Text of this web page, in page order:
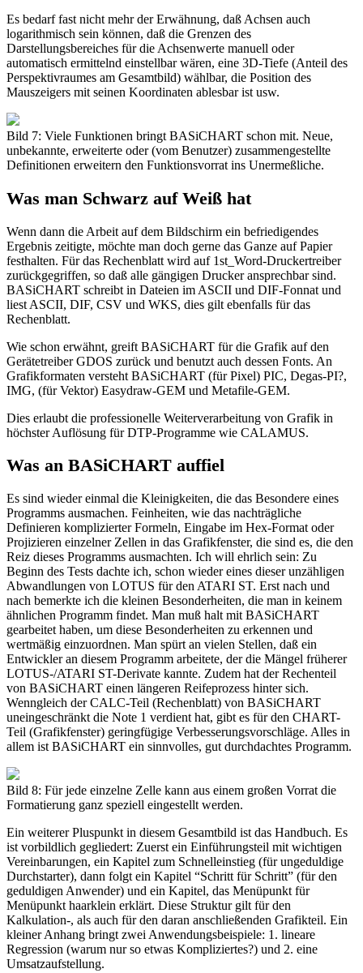
Es bedarf fast nicht mehr der Erwähnung, daß Achsen auch
logarithmisch sein können, daß die Grenzen des
Darstellungsbereiches für die Achsenwerte manuell oder
automatisch ermittelnd einstellbar wären, eine 3D-Tiefe (Anteil des
Perspektivraumes am Gesamtbild) wählbar, die Position des
Mauszeigers mit seinen Koordinaten ablesbar ist usw.
Bild 7: Viele Funktionen bringt BASiCHART schon mit. Neue,
unbekannte, erweiterte oder (vom Benutzer) zusammengestellte
Definitionen erweitern den Funktionsvorrat ins Unermeßliche.
Was man Schwarz auf Weiß hat
Wenn dann die Arbeit auf dem Bildschirm ein befriedigendes
Ergebnis zeitigte, möchte man doch gerne das Ganze auf Papier
festhalten. Für das Rechenblatt wird auf 1st_Word-Druckertreiber
zurückgegriffen, so daß alle gängigen Drucker ansprechbar sind.
BASiCHART schreibt in Dateien im ASCII und DIF-Fonnat und
liest ASCII, DIF, CSV und WKS, dies gilt ebenfalls für das
Rechenblatt.
Wie schon erwähnt, greift BASiCHART für die Grafik auf den
Gerätetreiber GDOS zurück und benutzt auch dessen Fonts. An
Grafikformaten versteht BASiCHART (für Pixel) PIC, Degas-PI?,
IMG, (für Vektor) Easydraw-GEM und Metafile-GEM.
Dies erlaubt die professionelle Weiterverarbeitung von Grafik in
höchster Auflösung für DTP-Programme wie CALAMUS.
Was an BASiCHART auffiel
Es sind wieder einmal die Kleinigkeiten, die das Besondere eines
Programms ausmachen. Feinheiten, wie das nachträgliche
Definieren komplizierter Formeln, Eingabe im Hex-Format oder
Projizieren einzelner Zellen in das Grafikfenster, die sind es, die den
Reiz dieses Programms ausmachten. Ich will ehrlich sein: Zu
Beginn des Tests dachte ich, schon wieder eines dieser unzähligen
Abwandlungen von LOTUS für den ATARI ST. Erst nach und
nach bemerkte ich die kleinen Besonderheiten, die man in keinem
ähnlichen Programm findet. Man muß halt mit BASiCHART
gearbeitet haben, um diese Besonderheiten zu erkennen und
wertmäßig einzuordnen. Man spürt an vielen Stellen, daß ein
Entwickler an diesem Programm arbeitete, der die Mängel früherer
LOTUS-/ATARI ST-Derivate kannte. Zudem hat der Rechenteil
von BASiCHART einen längeren Reifeprozess hinter sich.
Wenngleich der CALC-Teil (Rechenblatt) von BASiCHART
uneingeschränkt die Note 1 verdient hat, gibt es für den CHART-
Teil (Grafikfenster) geringfügige Verbesserungsvorschläge. Alles in
allem ist BASiCHART ein sinnvolles, gut durchdachtes Programm.
Bild 8: Für jede einzelne Zelle kann aus einem großen Vorrat die
Formatierung ganz speziell eingestellt werden.
Ein weiterer Pluspunkt in diesem Gesamtbild ist das Handbuch. Es
ist vorbildlich gegliedert: Zuerst ein Einführungsteil mit wichtigen
Vereinbarungen, ein Kapitel zum Schnelleinstieg (für ungeduldige
Durchstarter), dann folgt ein Kapitel “Schritt für Schritt” (für den
geduldigen Anwender) und ein Kapitel, das Menüpunkt für
Menüpunkt haarklein erklärt. Diese Struktur gilt für den
Kalkulation-, als auch für den daran anschließenden Grafikteil. Ein
kleiner Anhang bringt zwei Anwendungsbeispiele: 1. lineare
Regression (warum nur so etwas Kompliziertes?) und 2. eine
Umsatzaufstellung.